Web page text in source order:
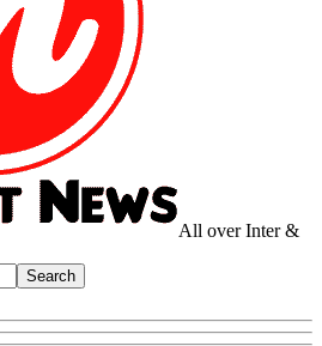
All over Inter &